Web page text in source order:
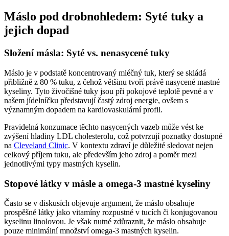
Máslo pod drobnohledem: Syté tuky a
jejich dopad
Složení másla: Syté vs. nenasycené tuky
Máslo je v podstatě koncentrovaný mléčný tuk, který se skládá
přibližně z 80 % tuku, z čehož většinu tvoří právě nasycené mastné
kyseliny. Tyto živočišné tuky jsou při pokojové teplotě pevné a v
našem jídelníčku představují častý zdroj energie, ovšem s
významným dopadem na kardiovaskulární profil.
Pravidelná konzumace těchto nasycených vazeb může vést ke
zvýšení hladiny LDL cholesterolu, což potvrzují poznatky dostupné
na Cleveland Clinic. V kontextu zdraví je důležité sledovat nejen
celkový příjem tuku, ale především jeho zdroj a poměr mezi
jednotlivými typy mastných kyselin.
Stopové látky v másle a omega-3 mastné kyseliny
Často se v diskusích objevuje argument, že máslo obsahuje
prospěšné látky jako vitamíny rozpustné v tucích či konjugovanou
kyselinu linolovou. Je však nutné zdůraznit, že máslo obsahuje
pouze minimální množství omega-3 mastných kyselin.